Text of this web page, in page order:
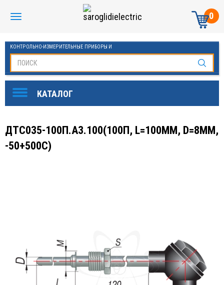
0
КОНТРОЛЬНО-ИЗМЕРИТЕЛЬНЫЕ ПРИБОРЫ И
ДТС035-100П.А3.100(100П, L=100ММ, D=8ММ,
-50+500С)